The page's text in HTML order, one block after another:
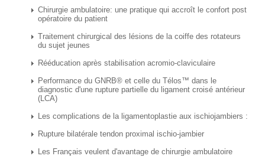
Chirurgie ambulatoire: une pratique qui accroît le confort post
opératoire du patient
Traitement chirurgical des lésions de la coiffe des rotateurs
du sujet jeunes
Rééducation après stabilisation acromio-claviculaire
Performance du GNRB® et celle du Télos™ dans le
diagnostic d'une rupture partielle du ligament croisé antérieur
(LCA)
Les complications de la ligamentoplastie aux ischiojambiers :
Rupture bilatérale tendon proximal ischio-jambier
Les Français veulent d'avantage de chirurgie ambulatoire